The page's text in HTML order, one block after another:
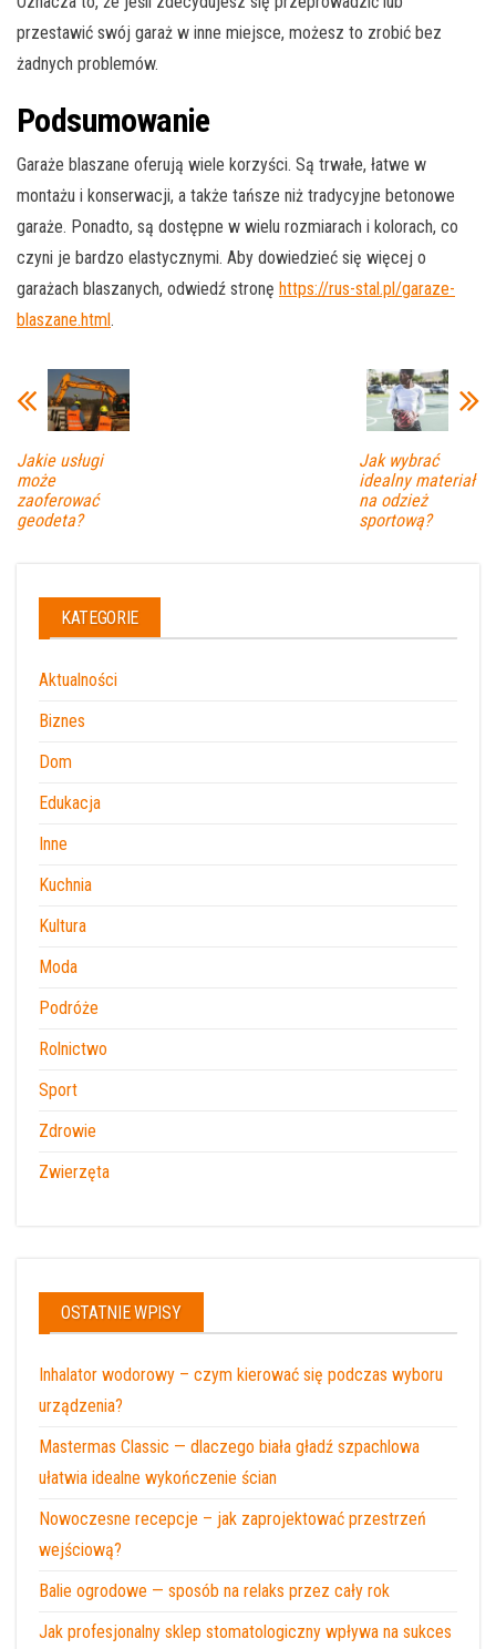
przestawić swój garaż w inne miejsce, możesz to zrobić bez
żadnych problemów.
Podsumowanie
Garaże blaszane oferują wiele korzyści. Są trwałe, łatwe w
montażu i konserwacji, a także tańsze niż tradycyjne betonowe
garaże. Ponadto, są dostępne w wielu rozmiarach i kolorach, co
czyni je bardzo elastycznymi. Aby dowiedzieć się więcej o
garażach blaszanych, odwiedź stronę https://rus-stal.pl/garaze-
blaszane.html.
Jakie usługi
może
zaoferować
geodeta?
Jak wybrać
idealny materiał
na odzież
sportową?
KATEGORIE
Aktualności
Biznes
Dom
Edukacja
Inne
Kuchnia
Kultura
Moda
Podróże
Rolnictwo
Sport
Zdrowie
Zwierzęta
OSTATNIE WPISY
Inhalator wodorowy – czym kierować się podczas wyboru
urządzenia?
Mastermas Classic — dlaczego biała gładź szpachlowa
ułatwia idealne wykończenie ścian
Nowoczesne recepcje – jak zaprojektować przestrzeń
wejściową?
Balie ogrodowe — sposób na relaks przez cały rok
Jak profesjonalny sklep stomatologiczny wpływa na sukces